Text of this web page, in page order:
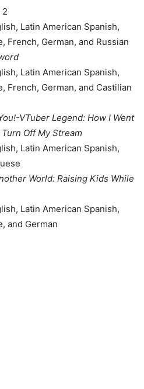
2
Latin American Spanish,
French, German, and Russian
Latin American Spanish,
French, German, and Castilian
VTuber Legend: How I Went
Off My Stream
Latin American Spanish,
World: Raising Kids While
Latin American Spanish,
and German